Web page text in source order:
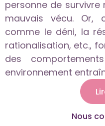
personne de
mauvais vécu. Or,
comme le déni, la
rationalisation, etc.,
des
environnement
Nous